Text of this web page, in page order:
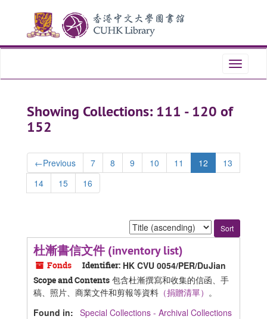
content
Toggle
Showing Collections: 111 - 120 of
152
←Previous 7 8 9 10 11 12
13
14
15 16
Sort
by:
杜漸書信文件 (inventory list)
Fonds Identifier: HK CVU 0054/PER/DuJian
Scope and Contents 包含杜漸撰寫和收集的信函、手
稿、照片、商業文件和剪報等資料 （捐贈清單） 。
Found in: Special Collections - Archival Collections